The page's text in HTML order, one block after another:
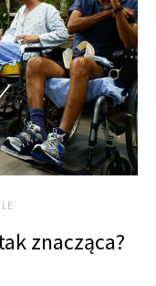
znacząca?